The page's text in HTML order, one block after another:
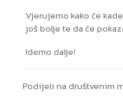
Vjerujemo kako će
još bolje te da će
Idemo dalje!
Podijeli na društvenim